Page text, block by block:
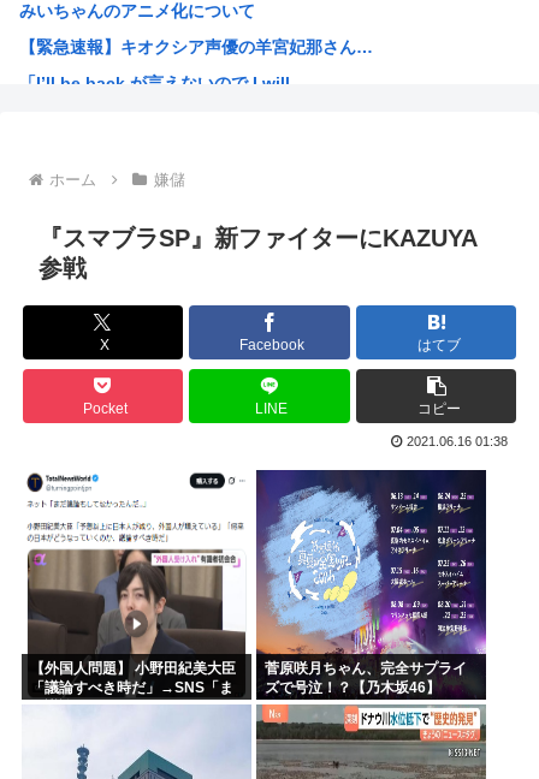
【衝撃】浜辺美波さん、『コレ』が苦手なタイプだった！？←...
防衛白書の表紙は、なぜか笑顔の若者がアニメ風に描かれ… ...
みいちゃんのアニメ化について
【緊急速報】キオクシア声優の羊宮妃那さん…
「I’ll be back が言えないので I will...
ドラゴンボール見始めてフリーザ編まで来たけどさ
【高市早苗】ドイツ女性 「靖国行ってみたけど軍服で軍歌...
今期のアニメ豊作すぎひんか？
韓国人「昨日Jリーグで韓国人選手絶対やってはいけないプレ...
絵師さん、AIを疑われ引退
財務省のエース、高市早苗の消費税減税に反対したことで左遷...
【画像】「生徒会にも穴はある！」を全く知らない人にアニメ...
音楽生成AI「Suno」著作権侵害判決 人「人の曲を聴き...
海外「今年、夏の暑さが厳しい日本でこんなものが売れてるら...
海外「神アニメだわ」2026年夏アニメ海外人気ランキング...
ハンターハンター、メインヒロインがいない
ホーム 嫌儲
『スマブラSP』新ファイターにKAZUYA
参戦
X Facebook はてブ
Pocket LINE コピー
2021.06.16 01:38
【外国人問題】 小野田紀美大臣
「議論すべき時だ」→SNS「ま
だ議論もしてなかったんだ...」→
す」めちゃくちゃ仕事して...
菅原咲月ちゃん、完全サプライ
ズで号泣！？【乃木坂46】